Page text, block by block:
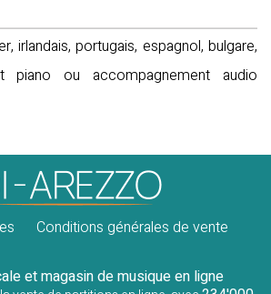
irlandais, portugais, espagnol, bulgare,
piano ou accompagnement audio
Conditions générales de vente
et magasin de musique en ligne